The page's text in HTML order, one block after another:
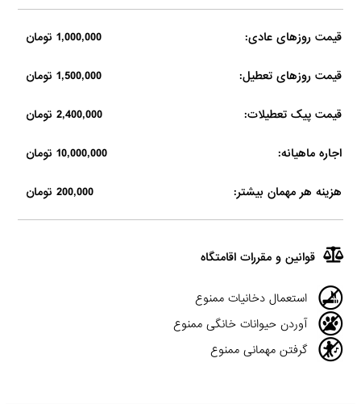
قیمت روزهای عادی: 1,000,000 تومان
قیمت روزهای تعطیل: 1,500,000 تومان
قیمت پیک تعطیلات: 2,400,000 تومان
اجاره ماهیانه: 10,000,000 تومان
هزینه هر مهمان بیشتر: 200,000 تومان
قوانین و مقررات اقامتگاه
استعمال دخانیات ممنوع
آوردن حیوانات خانگی ممنوع
گرفتن مهمانی ممنوع